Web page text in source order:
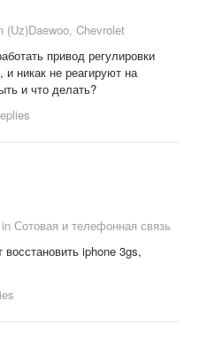
(Uz)Daewoo, Chevrolet
привод регулировки
никак не реагируют на
и что делать?
Сотовая и телефонная связь
iphone 3gs,